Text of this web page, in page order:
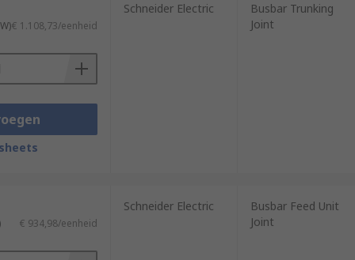
€ 1.108,73/eenheid
Schneider Electric
Busbar Trunking
Joint
€ 934,98/eenheid
Schneider Electric
Busbar Feed Unit
Joint